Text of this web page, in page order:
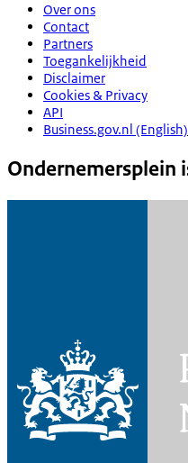
Over ons
Contact
Partners
Toegankelijkheid
Disclaimer
Cookies & Privacy
API
Business.gov.nl (English)
Ondernemersplein